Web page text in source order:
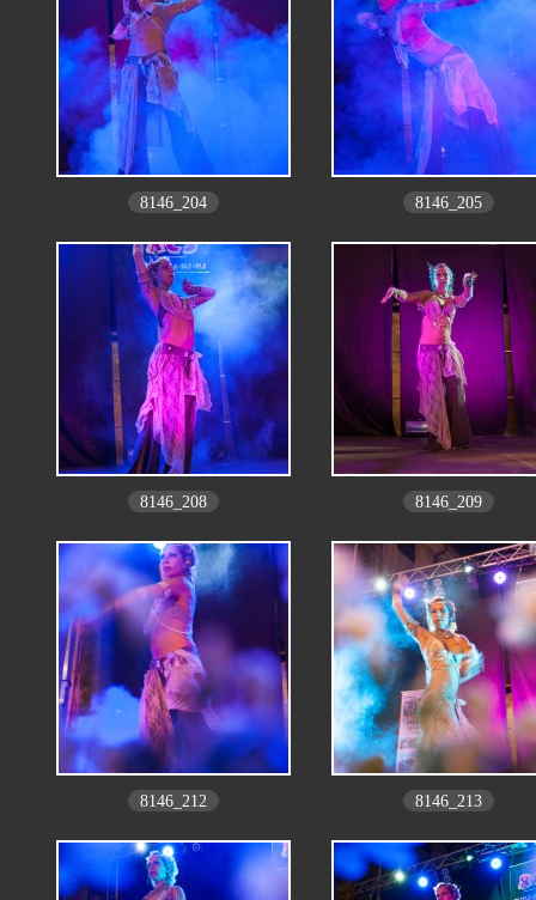
8146_204 8146_205
8146_208 8146_209
8146_212 8146_213